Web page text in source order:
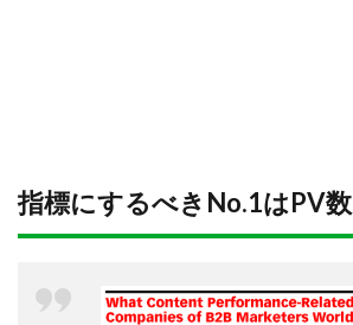
指標にするべきNo.1はPV数